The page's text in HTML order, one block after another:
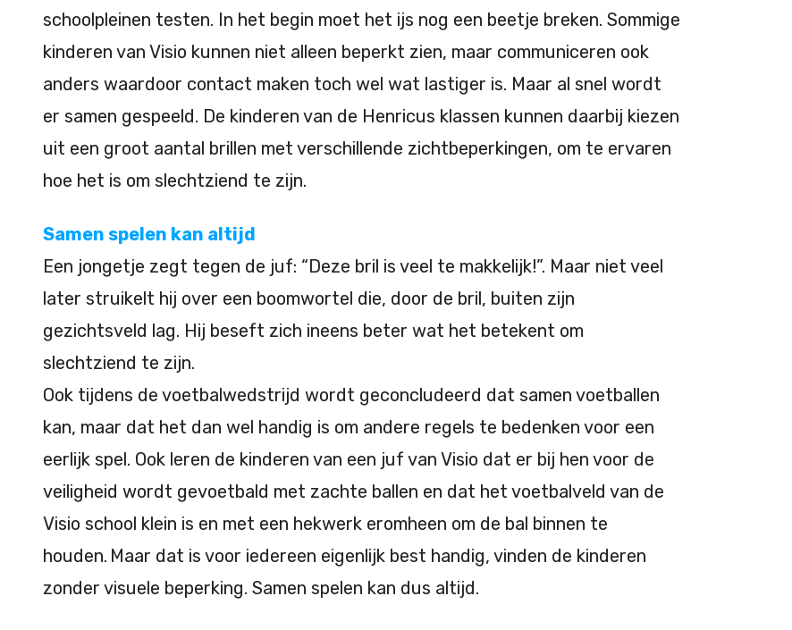
schoolpleinen testen. In het begin moet het ijs nog een beetje breken. Sommige
kinderen van Visio kunnen niet alleen beperkt zien, maar communiceren ook
anders waardoor contact maken toch wel wat lastiger is. Maar al snel wordt
er samen gespeeld. De kinderen van de Henricus klassen kunnen daarbij kiezen
uit een groot aantal brillen met verschillende zichtbeperkingen, om te ervaren
hoe het is om slechtziend te zijn.
Samen spelen kan altijd
Een jongetje zegt tegen de juf: “Deze bril is veel te makkelijk!”. Maar niet veel
later struikelt hij over een boomwortel die, door de bril, buiten zijn
gezichtsveld lag. Hij beseft zich ineens beter wat het betekent om
slechtziend te zijn.
Ook tijdens de voetbalwedstrijd wordt geconcludeerd dat samen voetballen
kan, maar dat het dan wel handig is om andere regels te bedenken voor een
eerlijk spel. Ook leren de kinderen van een juf van Visio dat er bij hen voor de
veiligheid wordt gevoetbald met zachte ballen en dat het voetbalveld van de
Visio school klein is en met een hekwerk eromheen om de bal binnen te
houden. Maar dat is voor iedereen eigenlijk best handig, vinden de kinderen
zonder visuele beperking. Samen spelen kan dus altijd.